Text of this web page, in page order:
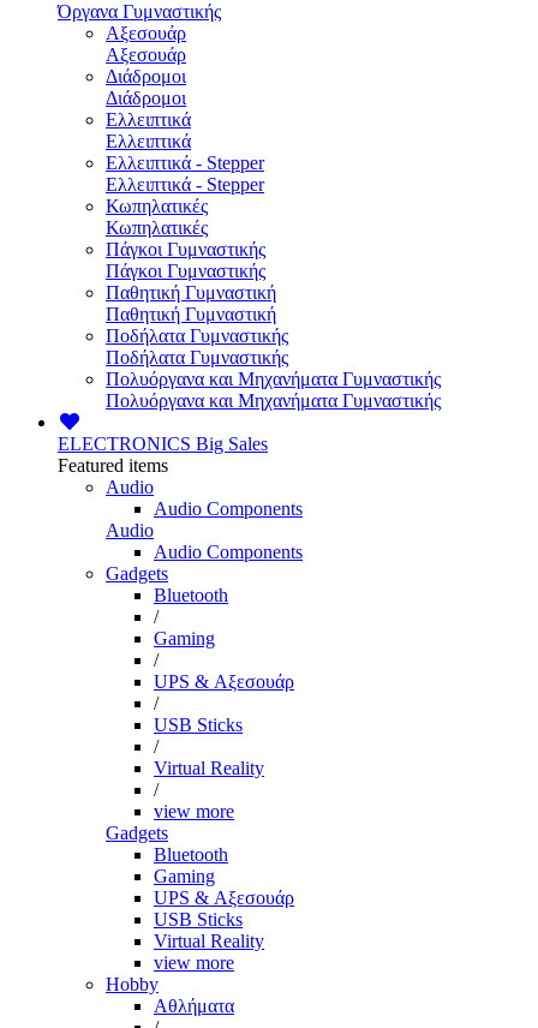
Όργανα Γυμναστικής
Αξεσουάρ
Αξεσουάρ
Διάδρομοι
Διάδρομοι
Ελλειπτικά
Ελλειπτικά
Ελλειπτικά - Stepper
Ελλειπτικά - Stepper
Κωπηλατικές
Κωπηλατικές
Πάγκοι Γυμναστικής
Πάγκοι Γυμναστικής
Παθητική Γυμναστική
Παθητική Γυμναστική
Ποδήλατα Γυμναστικής
Ποδήλατα Γυμναστικής
Πολυόργανα και Μηχανήματα Γυμναστικής
Πολυόργανα και Μηχανήματα Γυμναστικής
ELECTRONICS Big Sales
Featured items
Audio
Audio Components
Audio
Audio Components
Gadgets
Bluetooth
/
Gaming
/
UPS & Αξεσουάρ
/
USB Sticks
/
Virtual Reality
/
view more
Gadgets
Bluetooth
Gaming
UPS & Αξεσουάρ
USB Sticks
Virtual Reality
view more
Hobby
Αθλήματα